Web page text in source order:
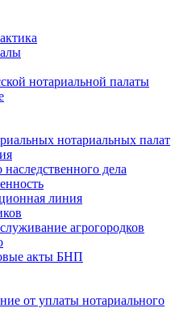
нотариальной палаты
нотариальных палат
дела
линия
агрогородков
акты БНП
от уплаты нотариального